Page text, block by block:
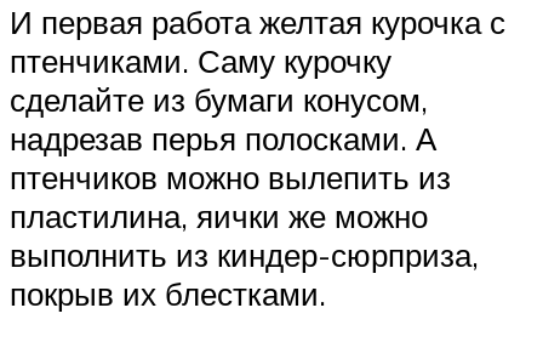
И первая работа желтая курочка с
птенчиками. Саму курочку
сделайте из бумаги конусом,
надрезав перья полосками. А
птенчиков можно вылепить из
пластилина, яички же можно
выполнить из киндер-сюрприза,
покрыв их блестками.